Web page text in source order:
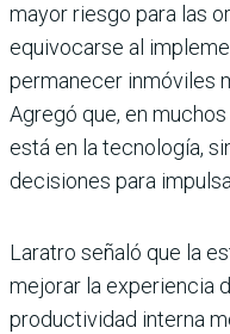
mayor riesgo para las
equivocarse al
permanecer inmóviles
Agregó que, en
está en la tecnología,
decisiones para
Laratro señaló que la
mejorar la experiencia
productividad interna